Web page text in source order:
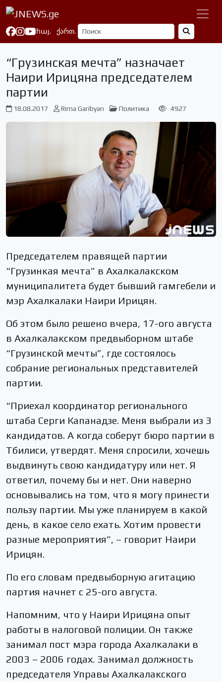
հայ. ქართ.
“Грузинская мечта” назначает
Наири Ирицяна председателем
партии
18.08.2017 Rima Garibyan Политика 4927
Председателем правящей партии
“Грузинкая мечта” в Ахалкалакском
муниципалитета будет бывший гамгебели и
мэр Ахалкалаки Наири Ирицян.
Об этом было решено вчера, 17-ого августа
в Ахалкалакском предвыборном штабе
“Грузинской мечты”, где состоялось
собрание региональных представителей
партии.
“Приехал координатор регионального
штаба Серги Капанадзе. Меня выбрали из 3
кандидатов. А когда соберут бюро партии в
Тбилиси, утвердят. Меня спросили, хочешь
выдвинуть свою кандидатуру или нет. Я
ответил, почему бы и нет. Они наверно
основывались на том, что я могу принести
пользу партии. Мы уже планируем в какой
день, в какое село ехать. Хотим провести
разные мероприятия”, – говорит Наири
Ирицян.
По его словам предвыборную агитацию
партия начнет с 25-ого августа.
Напомним, что у Наири Ирицяна опыт
работы в налоговой полиции. Он также
занимал пост мэра города Ахалкалаки в
2003 – 2006 годах. Занимал должность
председателя Управы Ахалкалакского